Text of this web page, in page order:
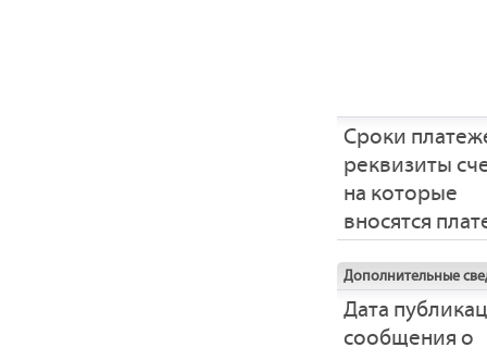
Сроки
реквизиты
на которые
вносятся
Дополнительные
Дата
сообщения о